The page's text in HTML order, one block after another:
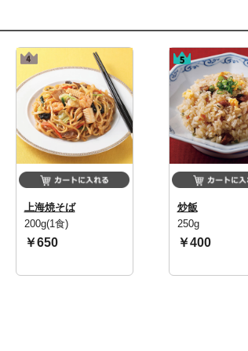
上海焼そば
200g(1食)
￥650
炒飯
250g
￥400